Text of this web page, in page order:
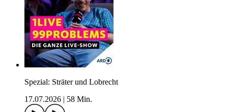
Spezial: Sträter und Lobrecht
17.07.2026
58 Min.